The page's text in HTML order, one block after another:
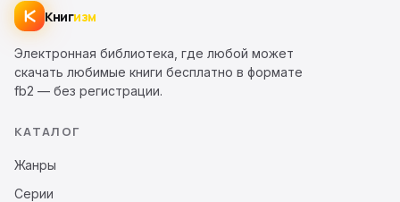
Книгизм
Электронная библиотека, где любой может
скачать любимые книги бесплатно в формате
fb2 — без регистрации.
КАТАЛОГ
Жанры
Серии